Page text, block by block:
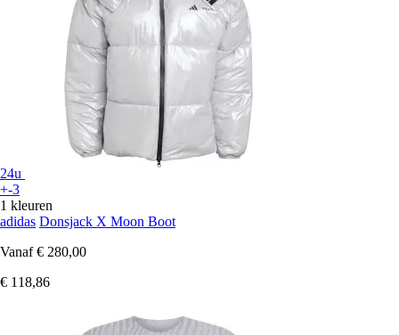
24u
+-3
1 kleuren
adidas Donsjack X Moon Boot
Vanaf € 280,00
€ 118,86